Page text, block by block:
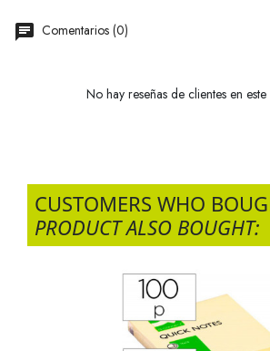
Comentarios (0)
No hay reseñas de clientes en
CUSTOMERS WHO
PRODUCT ALSO BOUGHT: